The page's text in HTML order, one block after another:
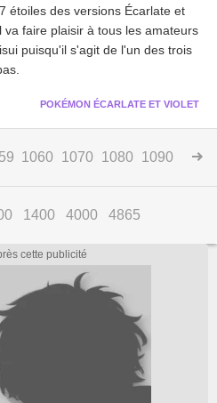
étoiles des versions Écarlate et
faire plaisir à tous les amateurs
puisqu'il s'agit de l'un des trois
POKÉMON ÉCARLATE ET VIOLET
1060 1070 1080 1090
1400 4000 4865